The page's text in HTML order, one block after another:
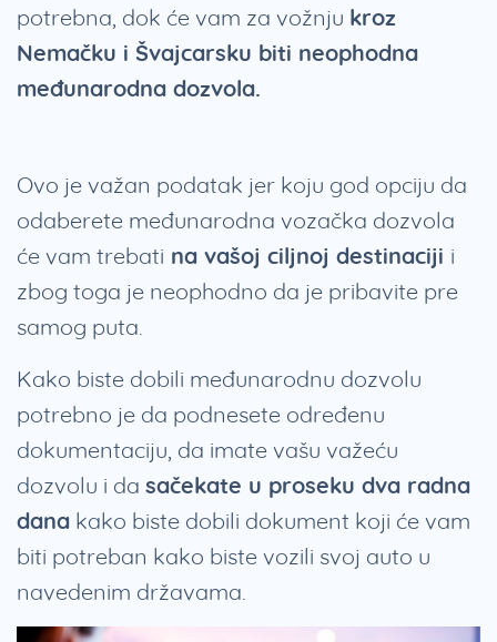
potrebna, dok će vam za vožnju kroz
Nemačku i Švajcarsku biti neophodna
međunarodna dozvola.
Ovo je važan podatak jer koju god opciju da
odaberete međunarodna vozačka dozvola
će vam trebati na vašoj ciljnoj destinaciji i
zbog toga je neophodno da je pribavite pre
samog puta.
Kako biste dobili međunarodnu dozvolu
potrebno je da podnesete određenu
dokumentaciju, da imate vašu važeću
dozvolu i da sačekate u proseku dva radna
dana kako biste dobili dokument koji će vam
biti potreban kako biste vozili svoj auto u
navedenim državama.